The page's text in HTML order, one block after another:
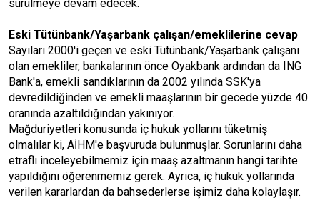
sürülmeye devam edecek.
Eski Tütünbank/Yaşarbank çalışan/emeklilerine cevap
Sayıları 2000'i geçen ve eski Tütünbank/Yaşarbank çalışanı
olan emekliler, bankalarının önce Oyakbank ardından da ING
Bank'a, emekli sandıklarının da 2002 yılında SSK'ya
devredildiğinden ve emekli maaşlarının bir gecede yüzde 40
oranında azaltıldığından yakınıyor.
Mağduriyetleri konusunda iç hukuk yollarını tüketmiş
olmalılar ki, AİHM'e başvuruda bulunmuşlar. Sorunlarını daha
etraflı inceleyebilmemiz için maaş azaltmanın hangi tarihte
yapıldığını öğerenmemiz gerek. Ayrıca, iç hukuk yollarında
verilen kararlardan da bahsederlerse işimiz daha kolaylaşır.